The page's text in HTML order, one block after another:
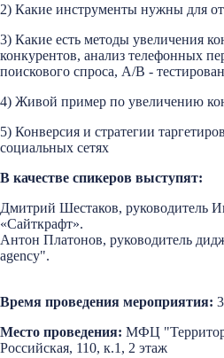
2) Какие инструменты нужны для
3) Какие есть методы увеличения
конкурентов, анализ телефонных
поискового спроса, A/B -
4) Живой пример по увеличению
5) Конверсия и стратегии
социальных сетях
В качестве спикеров выступят:
Дмитрий Шестаков, руководитель
«Сайткрафт».
Антон Платонов, руководитель
agency".
Время проведения мероприятия:
Место проведения: МФЦ
Российская, 110, к.1, 2 этаж